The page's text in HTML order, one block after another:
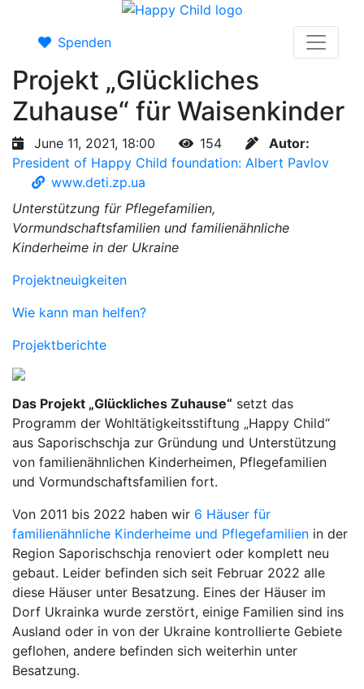
Spenden
Projekt „Glückliches
Zuhause“ für Waisenkinder
June 11, 2021, 18:00 154
Autor:
President of Happy Child foundation: Albert Pavlov
www.deti.zp.ua
Unterstützung für Pflegefamilien,
Vormundschaftsfamilien und familienähnliche
Kinderheime in der Ukraine
Projektneuigkeiten
Wie kann man helfen?
Projektberichte
Das Projekt „Glückliches Zuhause“ setzt das
Programm der Wohltätigkeitsstiftung „Happy Child“
aus Saporischschja zur Gründung und Unterstützung
von familienähnlichen Kinderheimen, Pflegefamilien
und Vormundschaftsfamilien fort.
Von 2011 bis 2022 haben wir 6 Häuser für
familienähnliche Kinderheime und Pflegefamilien in der
Region Saporischschja renoviert oder komplett neu
gebaut. Leider befinden sich seit Februar 2022 alle
diese Häuser unter Besatzung. Eines der Häuser im
Dorf Ukrainka wurde zerstört, einige Familien sind ins
Ausland oder in von der Ukraine kontrollierte Gebiete
geflohen, andere befinden sich weiterhin unter
Besatzung.